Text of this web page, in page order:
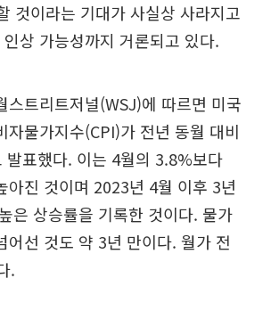
것이라는 기대가 사실상 사라지고
상 가능성까지 거론되고 있다.
스트리트저널(WSJ)에 따르면 미국
자물가지수(CPI)가 전년 동월 대비
발표했다. 이는 4월의 3.8%보다
진 것이며 2023년 4월 이후 3년
은 상승률을 기록한 것이다. 물가
어선 것도 약 3년 만이다. 월가 전
.